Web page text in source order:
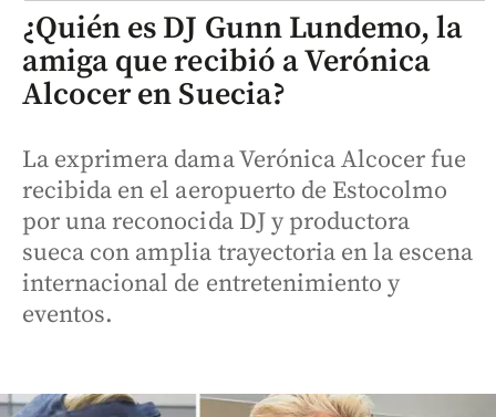
¿Quién es DJ Gunn Lundemo, la
amiga que recibió a Verónica
Alcocer en Suecia?
La exprimera dama Verónica Alcocer fue
recibida en el aeropuerto de Estocolmo
por una reconocida DJ y productora
sueca con amplia trayectoria en la escena
internacional de entretenimiento y
eventos.